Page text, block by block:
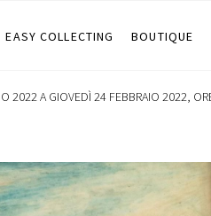
EASY COLLECTING BOUTIQUE
2022 A GIOVEDÌ 24 FEBBRAIO 2022,